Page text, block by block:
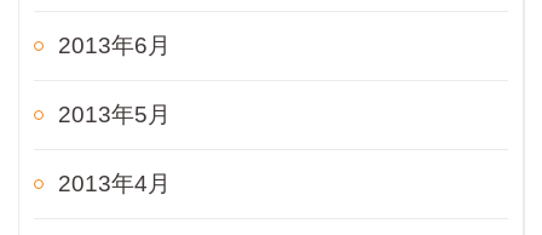
2013年6月
2013年5月
2013年4月